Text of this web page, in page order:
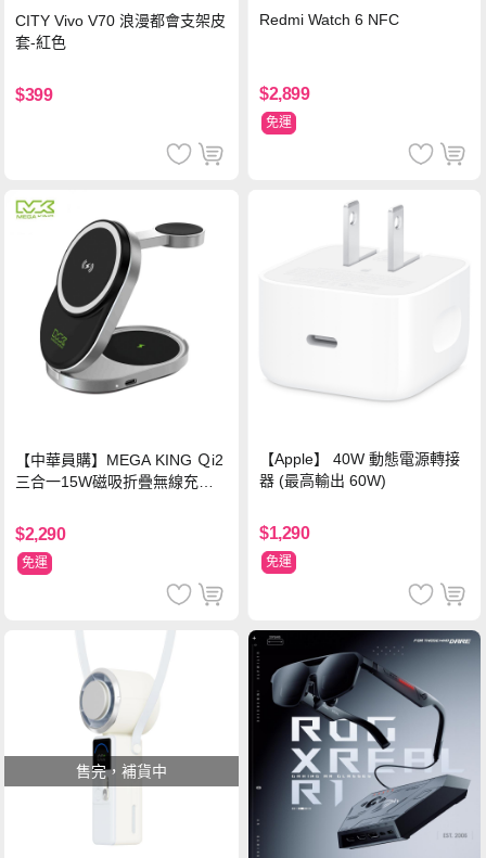
CITY Vivo V70 浪漫都會支架皮
套-紅色
$399
Redmi Watch 6 NFC
$2,899
免運
【中華員購】MEGA KING Ｑi2
三合一15W磁吸折疊無線充電
$2,290
免運
【Apple】 40W 動態電源轉接
器 (最高輸出 60W)
$1,290
免運
售完，補貨中